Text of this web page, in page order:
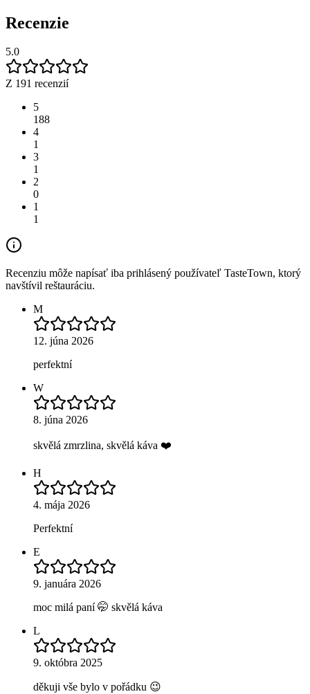
Recenzie
5.0
Z 191 recenzií
5
188
4
1
3
1
2
0
1
1
Recenziu môže napísať iba prihlásený používateľ TasteTown, ktorý
navštívil reštauráciu.
M
12. júna 2026
perfektní
W
8. júna 2026
skvělá zmrzlina, skvělá káva ❤️
H
4. mája 2026
Perfektní
E
9. januára 2026
moc milá paní 🤭 skvělá káva
L
9. októbra 2025
děkuji vše bylo v pořádku 😉